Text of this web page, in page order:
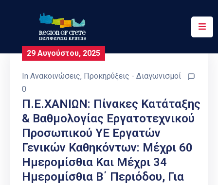
Περιφέρεια
Έργα
Δράσεις
Ψηφιακές
Υπηρεσίες
Επικοινωνία
29 Αυγούστου, 2025
In Ανακοινώσεις‚ Προκηρύξεις - Διαγωνισμοί
0
Π.Ε.ΧΑΝΙΩΝ: Πίνακες Κατάταξης
& Βαθμολογίας Εργατοτεχνικού
Προσωπικού ΥΕ Εργατών
Γενικών Καθηκόντων: Μέχρι 60
Ημερομίσθια Και Μέχρι 34
Ημερομίσθια Β΄ Περιόδου, Για